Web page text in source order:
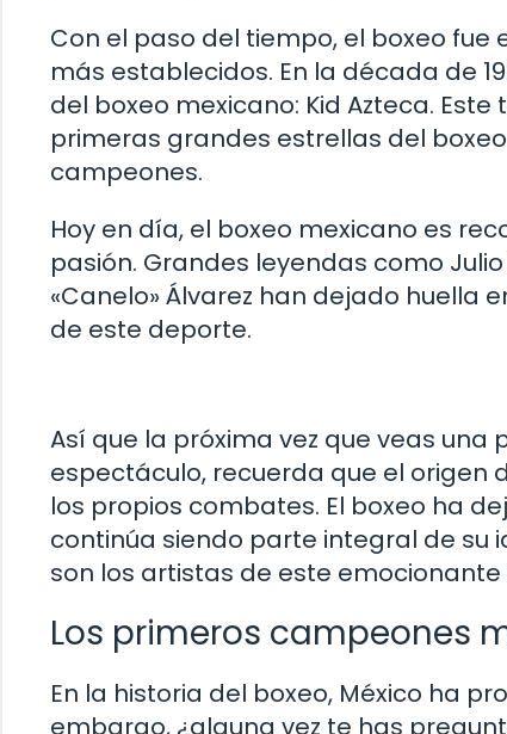
Con el paso del tiempo, el boxeo
más establecidos. En la década de
del boxeo mexicano: Kid Azteca.
primeras grandes estrellas del
campeones.
Hoy en día, el boxeo mexicano es
pasión. Grandes leyendas como
«Canelo» Álvarez han dejado huella
de este deporte.
Así que la próxima vez que veas
espectáculo, recuerda que el origen
los propios combates. El boxeo ha
continúa siendo parte integral de su
son los artistas de este
Los primeros campeones
En la historia del boxeo, México ha
embargo, ¿alguna vez te has